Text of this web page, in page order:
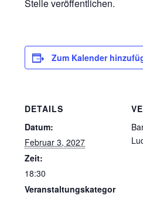
Stelle veröffentlichen.
Zum Kalender
DETAILS
Datum:
Februar 3, 2027
Zeit:
18:30
Veranstaltungskategor